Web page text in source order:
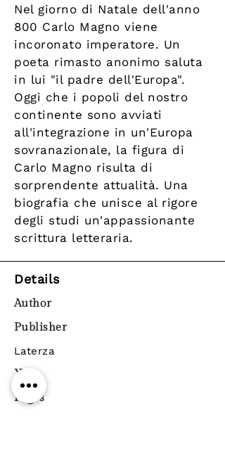
Nel giorno di Natale dell'anno
800 Carlo Magno viene
incoronato imperatore. Un
poeta rimasto anonimo saluta
in lui "il padre dell'Europa".
Oggi che i popoli del nostro
continente sono avviati
all'integrazione in un'Europa
sovranazionale, la figura di
Carlo Magno risulta di
sorprendente attualità. Una
biografia che unisce al rigore
degli studi un'appassionante
scrittura letteraria.
Details
Author
Publisher
Laterza
Year
Pages